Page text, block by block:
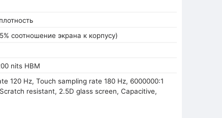
соотношение экрана к корпусу)
nits HBM
120 Hz, Touch sampling rate 180 Hz, 6000000:1
resistant, 2.5D glass screen, Capacitive,